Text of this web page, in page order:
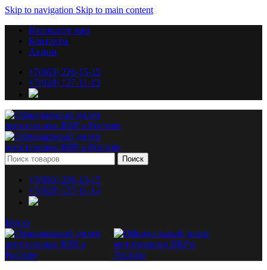
Skip to navigation Skip to main content
Напишите нам
Контакты
Акции
+7(863) 226-15-15
+7(928) 127-11-13
Поиск
+7(863) 226-15-15
+7(928) 127-11-13
Меню